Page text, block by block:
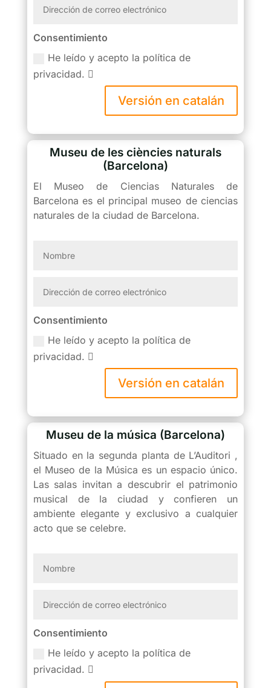
Consentimiento
He leído y acepto la política de
privacidad.
Versión en catalán
Museu de les ciències naturals
(Barcelona)
El Museo de Ciencias Naturales de
Barcelona es el principal museo de ciencias
naturales de la ciudad de Barcelona.
Consentimiento
He leído y acepto la política de
privacidad.
Versión en catalán
Museu de la música (Barcelona)
Situado en la segunda planta de L’Auditori ,
el Museo de la Música es un espacio único.
Las salas invitan a descubrir el patrimonio
musical de la ciudad y confieren un
ambiente elegante y exclusivo a cualquier
acto que se celebre.
Consentimiento
He leído y acepto la política de
privacidad.